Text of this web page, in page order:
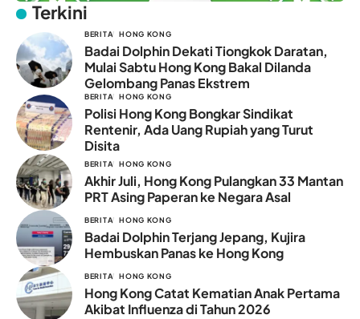
Terkini
BERITA HONG KONG
Badai Dolphin Dekati Tiongkok Daratan,
Mulai Sabtu Hong Kong Bakal Dilanda
Gelombang Panas Ekstrem
BERITA HONG KONG
Polisi Hong Kong Bongkar Sindikat
Rentenir, Ada Uang Rupiah yang Turut
Disita
BERITA HONG KONG
Akhir Juli, Hong Kong Pulangkan 33 Mantan
PRT Asing Paperan ke Negara Asal
BERITA HONG KONG
Badai Dolphin Terjang Jepang, Kujira
Hembuskan Panas ke Hong Kong
BERITA HONG KONG
Hong Kong Catat Kematian Anak Pertama
Akibat Influenza di Tahun 2026